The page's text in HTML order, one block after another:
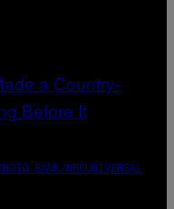
BANK/NBCUNIVERSAL